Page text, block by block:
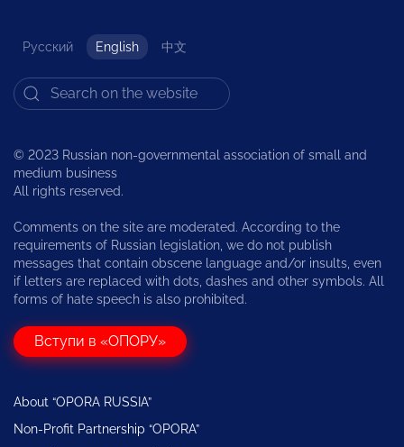
Русский English 中文
© 2023 Russian non-governmental association of small and
medium business
All rights reserved.
Comments on the site are moderated. According to the
requirements of Russian legislation, we do not publish
messages that contain obscene language and/or insults, even
if letters are replaced with dots, dashes and other symbols. All
forms of hate speech is also prohibited.
Вступи в «ОПОРУ»
About “OPORA RUSSIA”
Non-Profit Partnership “OPORA”